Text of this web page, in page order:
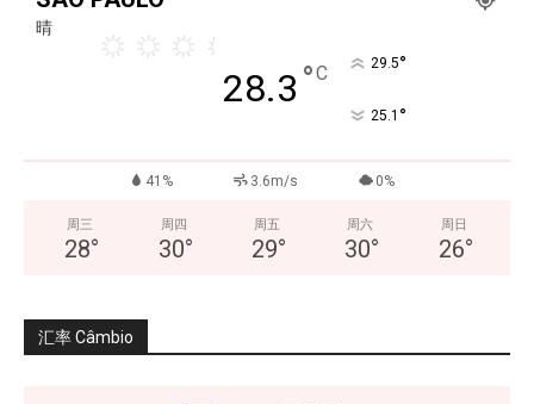
晴
28.3 °C 29.5°
25.1 °
41% 3.6m/s 0%
周三
28°
周四
30°
周五
29°
周六
30°
周日
26°
汇率 Câmbio